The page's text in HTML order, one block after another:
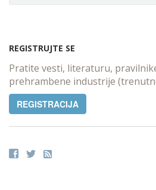
REGISTRUJTE SE
Pratite vesti, literaturu,
prehrambene industrije
REGISTRACIJA